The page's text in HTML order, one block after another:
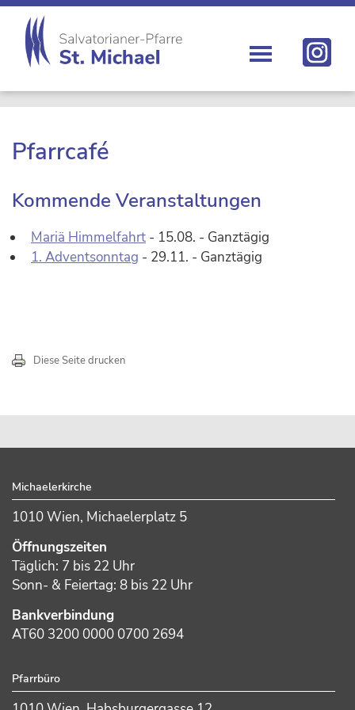
Zur
Hauptnavigation
springen
Skip
main
content
Zur
Hauptsidebar
springen
Zur
Fußzeile
springen
Michael
Michaelerkirche
Wiens
Pfarrcafé
Kommende Veranstaltungen
Mariä Himmelfahrt - 15.08. - Ganztägig
1. Adventsonntag - 29.11. - Ganztägig
Diese Seite drucken
Michaelerkirche
1010 Wien, Michaelerplatz 5
Öffnungszeiten
Täglich: 7 bis 22 Uhr
Sonn- & Feiertag: 8 bis 22 Uhr
Bankverbindung
AT60 3200 0000 0700 2694
Pfarrbüro